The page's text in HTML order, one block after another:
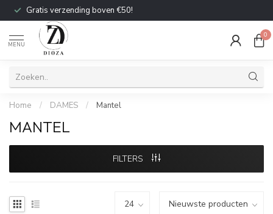
Gratis verzending boven €50!
MENU
0
Home / DAMES / Mantel
MANTEL
FILTERS